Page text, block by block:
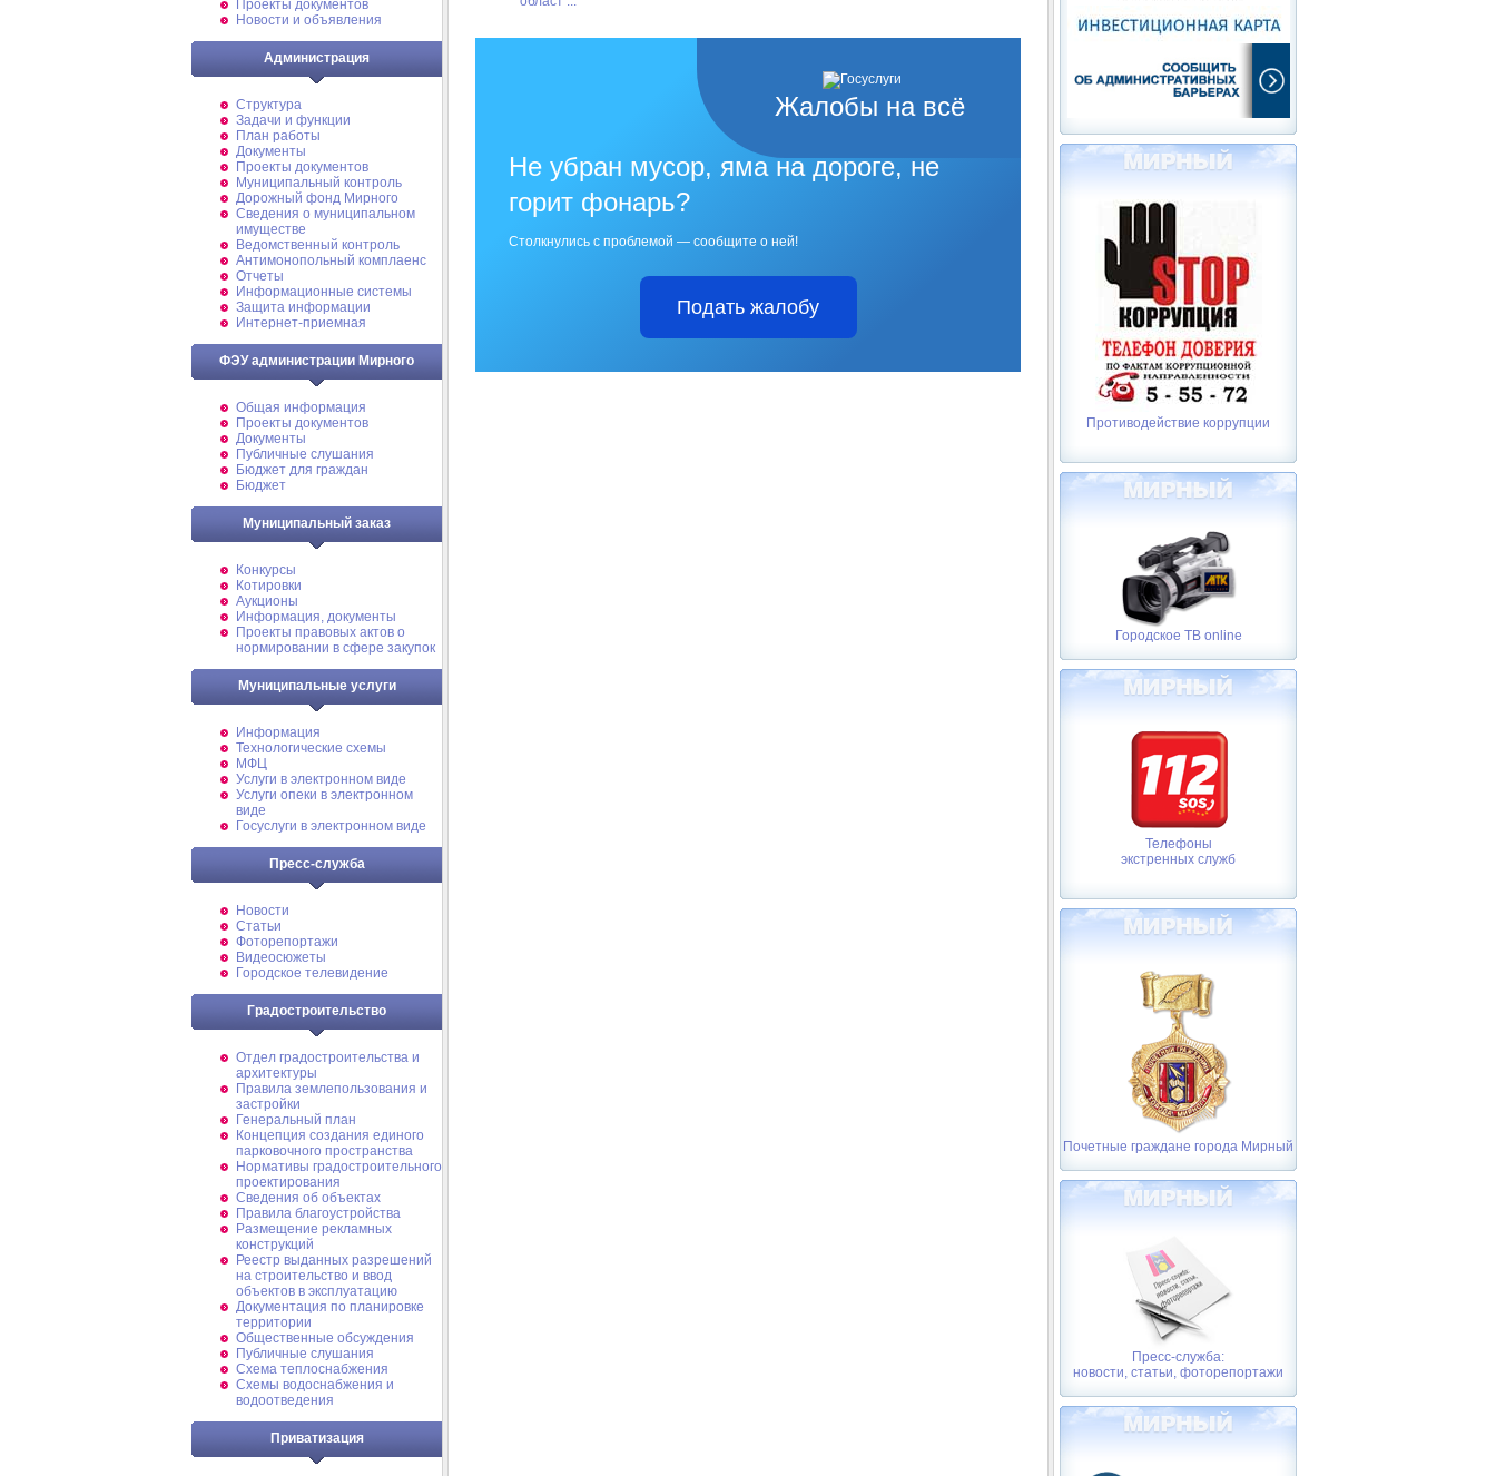
Проекты документов
Новости и объявления
Администрация
Структура
Задачи и функции
План работы
Документы
Проекты документов
Муниципальный контроль
Дорожный фонд Мирного
Cведения о муниципальном
имуществе
Ведомственный контроль
Антимонопольный комплаенс
Отчеты
Информационные системы
Защита информации
Интернет-приемная
ФЭУ администрации Мирного
Общая информация
Проекты документов
Документы
Публичные слушания
Бюджет для граждан
Бюджет
Муниципальный заказ
Конкурсы
Котировки
Аукционы
Информация, документы
Проекты правовых актов о
нормировании в сфере закупок
Муниципальные услуги
Информация
Технологические схемы
МФЦ
Услуги в электронном виде
Услуги опеки в электронном
виде
Госуслуги в электронном виде
Пресс-служба
Новости
Статьи
Фоторепортажи
Видеосюжеты
Городское телевидение
Градостроительство
Отдел градостроительства и
архитектуры
Правила землепользования и
застройки
Генеральный план
Концепция создания единого
парковочного пространства
Нормативы градостроительного
проектирования
Сведения об объектах
Правила благоустройства
Размещение рекламных
конструкций
Реестр выданных разрешений
на строительство и ввод
объектов в эксплуатацию
Документация по планировке
территории
Общественные обсуждения
Публичные слушания
Схема теплоснабжения
Схемы водоснабжения и
водоотведения
Приватизация
Жалобы на всё
Не убран мусор, яма на дороге, не
горит фонарь?
Столкнулись с проблемой — сообщите о ней!
Подать жалобу
Противодействие коррупции
Городское ТВ online
Телефоны
экстренных служб
Почетные граждане города Мирный
Пресс-служба:
новости, статьи, фоторепортажи